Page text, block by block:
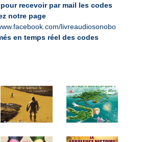
recevoir par mail les codes
notre page
livreaudiosonobo
en temps réel des codes